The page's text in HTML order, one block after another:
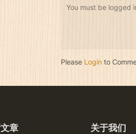
此外，还获剑桥大
这首作品以典型的
You must be logged
Please Login to
章 关于我们